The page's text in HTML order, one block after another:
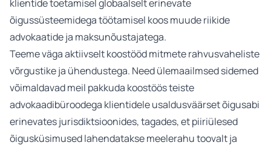
klientide toetamisel globaalselt erinevate
õigussüsteemidega töötamisel koos muude riikide
advokaatide ja maksunõustajatega.
Teeme väga aktiivselt koostööd mitmete rahvusvaheliste
võrgustike ja ühendustega. Need ülemaailmsed sidemed
võimaldavad meil pakkuda koostöös teiste
advokaadibüroodega klientidele usaldusväärset õigusabi
erinevates jurisdiktsioonides, tagades, et piiriülesed
õigusküsimused lahendatakse meelerahu toovalt ja